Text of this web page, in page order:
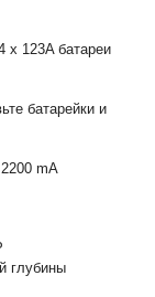
х 123A батареи
батарейки и
mA
глубины